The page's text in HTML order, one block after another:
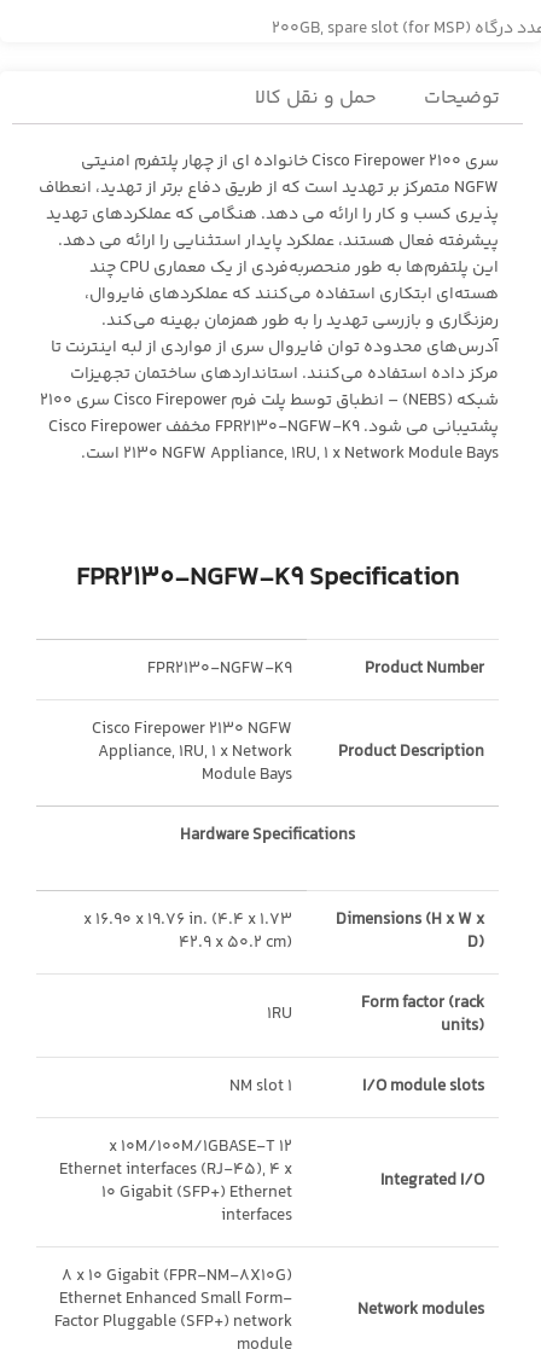
توضیحات حمل و نقل کالا
سری Cisco Firepower 2100 خانواده ای از چهار پلتفرم امنیتی
NGFW متمرکز بر تهدید است که از طریق دفاع برتر از تهدید، انعطاف
پذیری کسب و کار را ارائه می دهد. هنگامی که عملکردهای تهدید
پیشرفته فعال هستند، عملکرد پایدار استثنایی را ارائه می دهد.
این پلتفرم‌ها به طور منحصربه‌فردی از یک معماری CPU چند
هسته‌ای ابتکاری استفاده می‌کنند که عملکردهای فایروال،
رمزنگاری و بازرسی تهدید را به طور همزمان بهینه می‌کند.
آدرس‌های محدوده توان فایروال سری از مواردی از لبه اینترنت تا
مرکز داده استفاده می‌کنند. استانداردهای ساختمان تجهیزات
شبکه (NEBS) – انطباق توسط پلت فرم Cisco Firepower سری 2100
پشتیبانی می شود. FPR2130-NGFW-K9 مخفف Cisco Firepower
2130 NGFW Appliance, 1RU, 1 x Network Module Bays است.
FPR2130-NGFW-K9Specification
Product Number
FPR2130-NGFW-K9
Product Description
Cisco Firepower 2130 NGFW
Appliance, 1RU, 1 x Network
Module Bays
Hardware Specifications
Dimensions (H x W x
D)
1.73 x 16.90 x 19.76 in. (4.4 x
42.9 x 50.2 cm)
Form factor (rack
units)
1RU
I/O module slots
1 NM slot
Integrated I/O
12 x 10M/100M/1GBASE-T
Ethernet interfaces (RJ-45), 4 x
10 Gigabit (SFP+) Ethernet
interfaces
Network modules
(FPR-NM-8X10G) 8 x 10 Gigabit
Ethernet Enhanced Small Form-
Factor Pluggable (SFP+) network
module